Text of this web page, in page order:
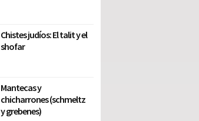
Chistes judíos: El talit y el
shofar
Mantecas y
chicharrones (schmeltz
y grebenes)